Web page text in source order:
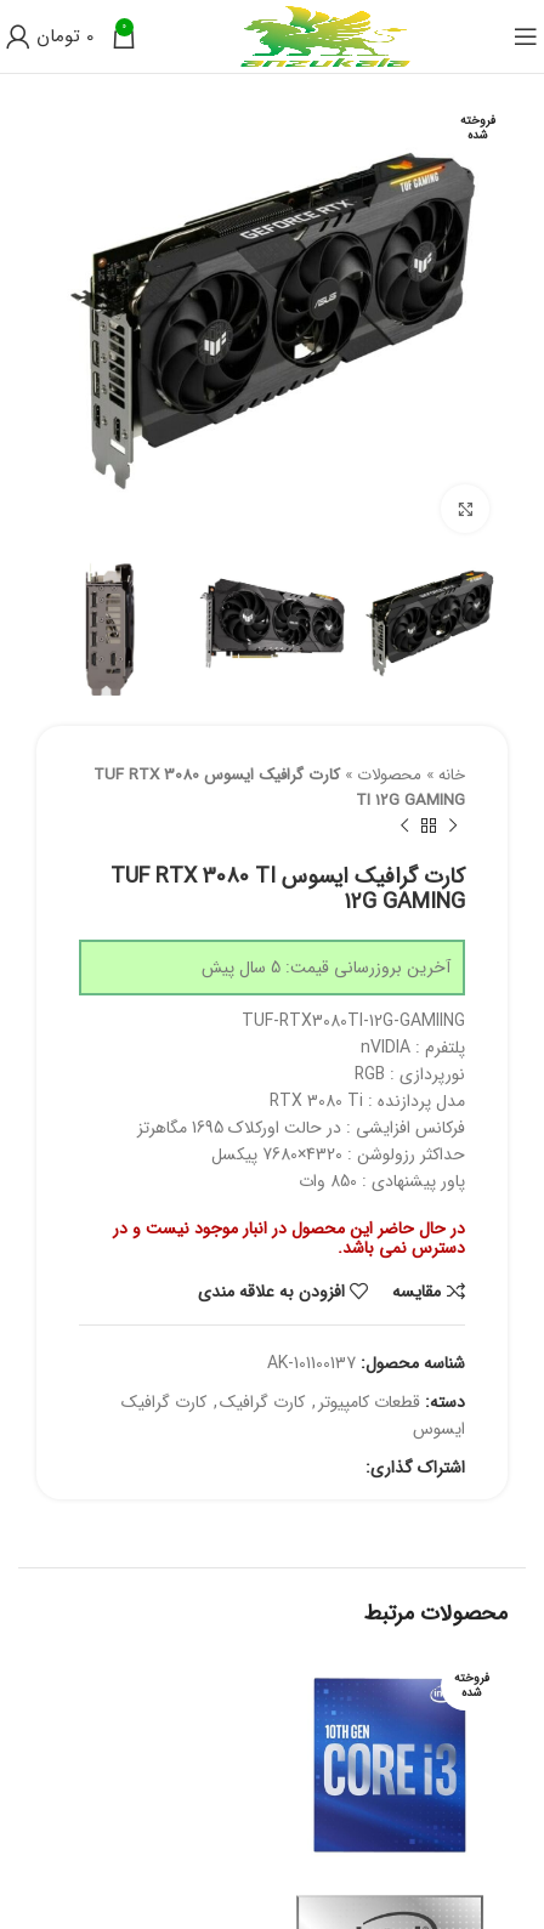
0
0 تومان
فروخته
شده
خانه» محصولات »
کارت گرافیک ایسوس TUF RTX 3080
TI 12G GAMING
کارت گرافیک ایسوس TUF RTX 3080 TI
12G GAMING
آخرین بروزرسانی قیمت: 5 سال پیش
TUF-RTX3080TI-12G-GAMIING
پلتفرم : nVIDIA
نورپردازی : RGB
مدل پردازنده : RTX 3080 Ti
فرکانس افزایشی : در حالت اورکلاک 1695 مگاهرتز
حداکثر رزولوشن : 4320×7680 پیکسل
پاور پیشنهادی : 850 وات
در حال حاضر این محصول در انبار موجود نیست و در
دسترس نمی باشد.
مقايسه
افزودن به علاقه مندی
شناسه محصول: AK-101100137
دسته: قطعات کامپیوتر , کارت گرافیک, کارت گرافیک
ایسوس
اشتراک گذاری:
محصولات مرتبط
فروخته
شده